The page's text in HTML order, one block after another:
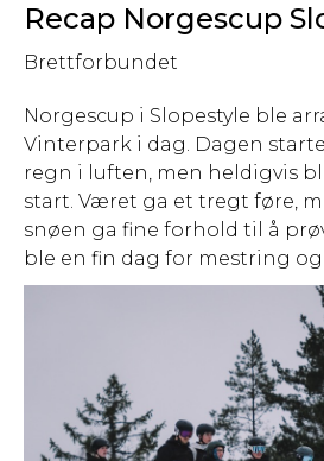
Recap Norgescup
Brettforbundet
Norgescup i Slopestyle ble
Vinterpark i dag. Dagen
regn i luften, men heldigvis
start. Været ga et tregt føre,
snøen ga fine forhold til å
ble en fin dag for mestring